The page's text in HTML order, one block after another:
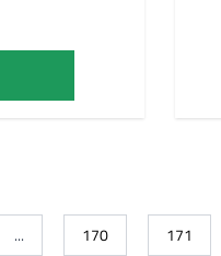
... 170 171